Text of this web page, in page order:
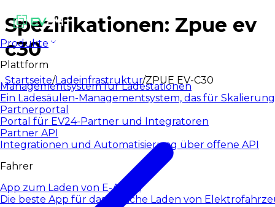
Produkte
Plattform
Managementsystem für Ladestationen
Ein Ladesäulen-Managementsystem, das für
Partnerportal
Portal für EV24-Partner und Integratoren
Partner API
Integrationen und Automatisierung über offene API
Fahrer
App zum Laden von E-Autos
Die beste App für das tägliche Laden von
Spezifikationen: Zpue ev
c30
Startseite/Ladeinfrastruktur/ZPUE EV-C30